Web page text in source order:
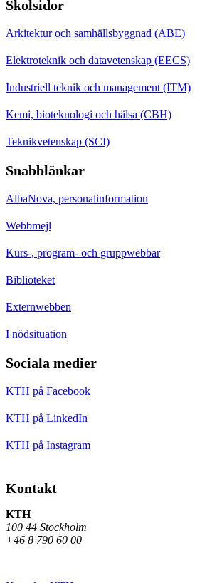
Skolsidor
Arkitektur och samhällsbyggnad (ABE)
Elektroteknik och datavetenskap (EECS)
Industriell teknik och management (ITM)
Kemi, bioteknologi och hälsa (CBH)
Teknikvetenskap (SCI)
Snabblänkar
AlbaNova, personalinformation
Webbmejl
Kurs-, program- och gruppwebbar
Biblioteket
Externwebben
I nödsituation
Sociala medier
KTH på Facebook
KTH på LinkedIn
KTH på Instagram
Kontakt
KTH
100 44 Stockholm
+46 8 790 60 00